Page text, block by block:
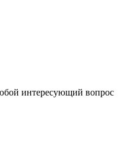
интересующий вопрос